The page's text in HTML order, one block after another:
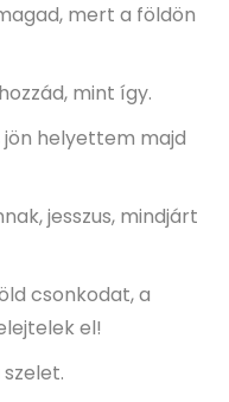
mert a földön
mint így.
jön helyettem majd
jesszus, mindjárt
csonkodat, a
el!